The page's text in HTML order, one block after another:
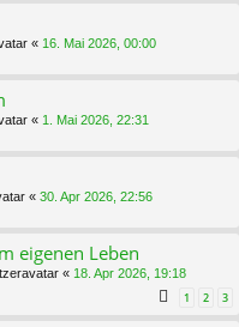
« 16. Mai 2026, 00:00
« 1. Mai 2026, 22:31
« 30. Apr 2026, 22:56
eigenen Leben
« 18. Apr 2026, 19:18
1 2 3